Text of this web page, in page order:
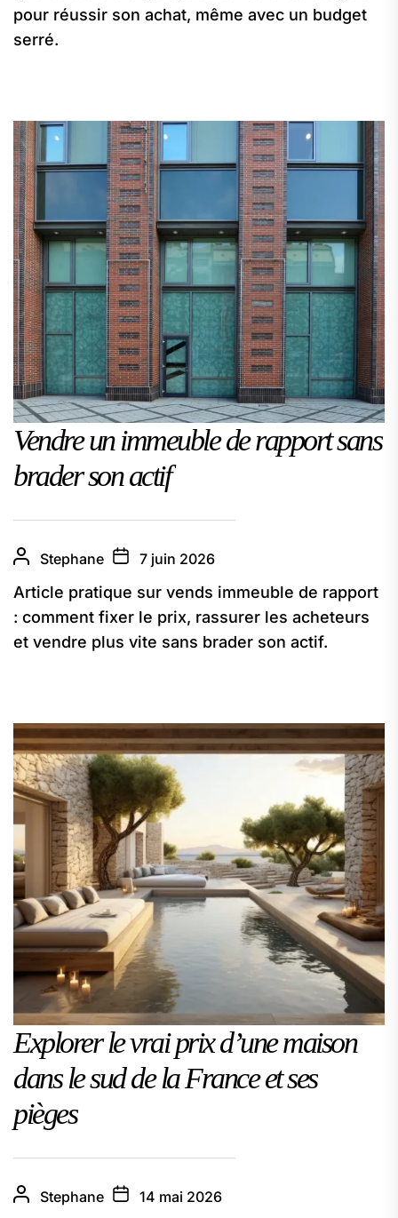
pour réussir son achat, même avec un budget
serré.
Vendre un immeuble de rapport sans
brader son actif
Stephane 7 juin 2026
Article pratique sur vends immeuble de rapport
: comment fixer le prix, rassurer les acheteurs
et vendre plus vite sans brader son actif.
Explorer le vrai prix d’une maison
dans le sud de la France et ses
pièges
Stephane 14 mai 2026